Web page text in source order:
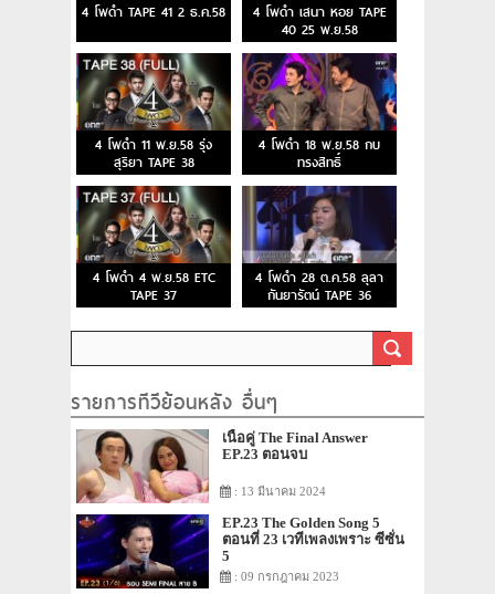
4 โพดำ TAPE 41 2 ธ.ค.58
4 โพดำ เสนา หอย TAPE
40 25 พ.ย.58
4 โพดำ 11 พ.ย.58 รุ่ง
สุริยา TAPE 38
4 โพดำ 18 พ.ย.58 กบ
ทรงสิทธิ์
4 โพดำ 4 พ.ย.58 ETC
TAPE 37
4 โพดำ 28 ต.ค.58 ลุลา
กันยารัตน์ TAPE 36
รายการทีวีย้อนหลัง อื่นๆ
เนื้อคู่ The Final Answer
EP.23 ตอนจบ
: 13 มีนาคม 2024
EP.23 The Golden Song 5
ตอนที่ 23 เวทีเพลงเพราะ ซีซั่น
5
: 09 กรกฎาคม 2023